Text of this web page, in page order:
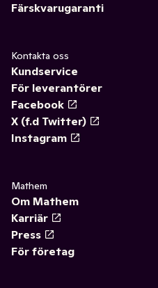
Färskvarugaranti
Kontakta oss
Kundservice
För leverantörer
Facebook
X (f.d Twitter)
Instagram
Mathem
Om Mathem
Karriär
Press
För företag